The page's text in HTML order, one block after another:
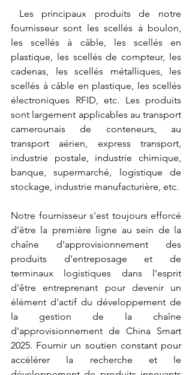
fournisseur sont les scellés à boulon,
les scellés à câble, les scellés en
plastique, les scellés de compteur, les
cadenas, les scellés métalliques, les
scellés à câble en plastique, les scellés
électroniques RFID, etc. Les produits
sont largement applicables au transport
camerounais de conteneurs, au
transport aérien, express transport,
industrie postale, industrie chimique,
banque, supermarché, logistique de
stockage, industrie manufacturière, etc.
Notre fournisseur s'est toujours efforcé
d'être la première ligne au sein de la
chaîne d'approvisionnement des
produits d'entreposage et de
terminaux logistiques dans l'esprit
d'être entreprenant pour devenir un
élément d'actif du développement de
la gestion de la chaîne
d'approvisionnement de China Smart
2025. Fournir un soutien constant pour
accélérer la recherche et le